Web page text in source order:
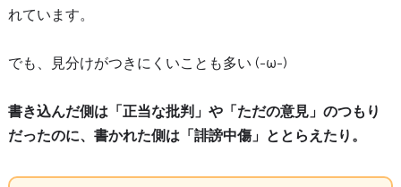
れています。
でも、見分けがつきにくいことも多い (-ω-)
書き込んだ側は「正当な批判」や「ただの意見」のつもり
だったのに、書かれた側は「誹謗中傷」ととらえたり。